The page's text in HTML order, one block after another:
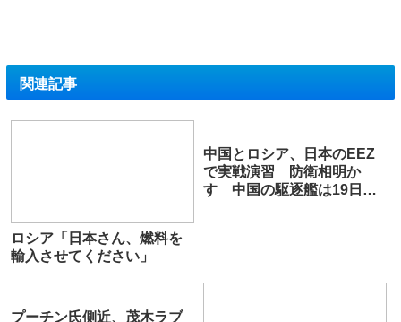
関連記事
ロシア「日本さん、燃料を
輸入させてください」
中国とロシア、日本のEEZ
で実戦演習 防衛相明か
す 中国の駆逐艦は19日に
プーチン氏側近、茂木ラブ